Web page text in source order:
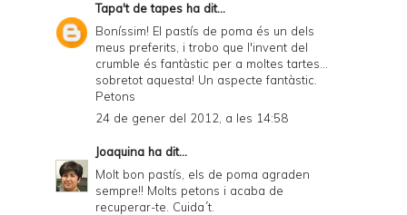
Tapa't de tapes ha dit...
Boníssim! El pastís de poma és un dels
meus preferits, i trobo que l'invent del
crumble és fantàstic per a moltes tartes...
sobretot aquesta! Un aspecte fantàstic.
Petons
24 de gener del 2012, a les 14:58
Joaquina ha dit...
Molt bon pastís, els de poma agraden
sempre!! Molts petons i acaba de
recuperar-te. Cuida´t.